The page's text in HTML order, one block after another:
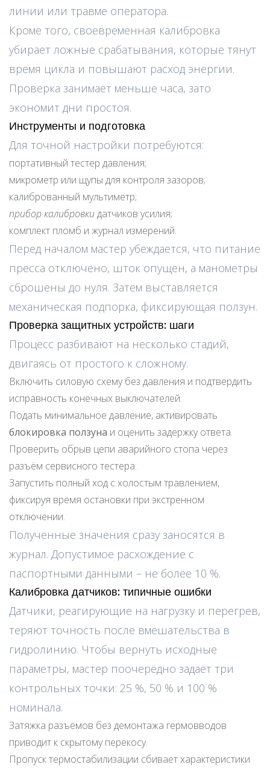
линии или травме оператора.
Кроме того, своевременная калибровка
убирает ложные срабатывания, которые тянут
время цикла и повышают расход энергии.
Проверка занимает меньше часа, зато
экономит дни простоя.
Инструменты и подготовка
Для точной настройки потребуются:
портативный тестер давления;
микрометр или щупы для контроля зазоров;
калиброванный мультиметр;
прибор калибровкидатчиков усилия;
комплект пломб и журнал измерений.
Перед началом мастер убеждается, что питание
пресса отключено, шток опущен, а манометры
сброшены до нуля. Затем выставляется
механическая подпорка, фиксирующая ползун.
Проверка защитных устройств: шаги
Процесс разбивают на несколько стадий,
двигаясь от простого к сложному.
Включить силовую схему без давления и подтвердить
исправность конечных выключателей.
Подать минимальное давление, активировать
блокировка ползуна и оценить задержку ответа.
Проверить обрыв цепи аварийного стопа через
разъём сервисного тестера.
Запустить полный ход с холостым травлением,
фиксируя время остановки при экстренном
отключении.
Полученные значения сразу заносятся в
журнал. Допустимое расхождение с
паспортными данными – не более 10 %.
Калибровка датчиков: типичные ошибки
Датчики, реагирующие на нагрузку и перегрев,
теряют точность после вмешательства в
гидролинию. Чтобы вернуть исходные
параметры, мастер поочерёдно задаёт три
контрольных точки: 25 %, 50 % и 100 %
номинала.
Затяжка разъёмов без демонтажа гермовводов
приводит к скрытому перекосу.
Пропуск термостабилизации сбивает характеристики